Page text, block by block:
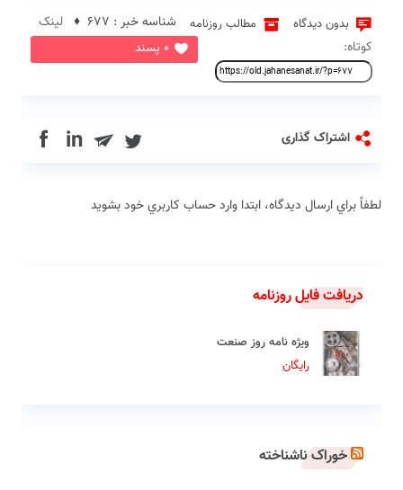
بدون دیدگاه مطالب روزنامه
0 پسند
شناسه خبر : 677 ♦
لینک
کوتاه:
اشتراک گذاری in
لطفاً براي ارسال دیدگاه، ابتدا وارد حساب كاربري خود بشويد
دریافت فایل روزنامه
ویژه نامه روز صنعت
رایگان
خوراک ناشناخته